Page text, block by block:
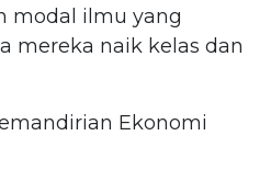
modal ilmu yang
mereka naik kelas dan
Ekonomi